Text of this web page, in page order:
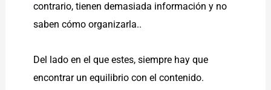
contrario, tienen demasiada información y no
saben cómo organizarla..
Del lado en el que estes, siempre hay que
encontrar un equilibrio con el contenido.